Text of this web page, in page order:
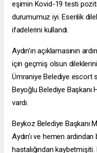
eşimin Kovid-19 testi
durumumuz iyi. Esenlik
ifadelerini kullandı.
Aydın’ın açıklamasının
için geçmiş olsun
Ümraniye Belediye escort
Beyoğlu Belediye Başkanı
vardı.
Beykoz Belediye Başkanı
Aydın'ı ve hemen
hastalığından